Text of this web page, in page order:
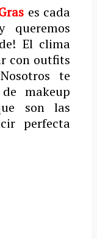
es cada
queremos
El clima
con outfits
te
makeup
son las
perfecta